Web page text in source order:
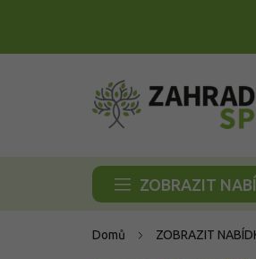
ZOBRAZIT
Domů ZOBRAZIT